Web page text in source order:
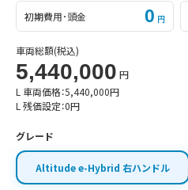
初期費用･頭金 0 円
車両総額(税込)
5,440,000 円
L 車両価格：5,440,000円
L 残価設定：0円
グレード
Altitude e-Hybrid 右ハンドル